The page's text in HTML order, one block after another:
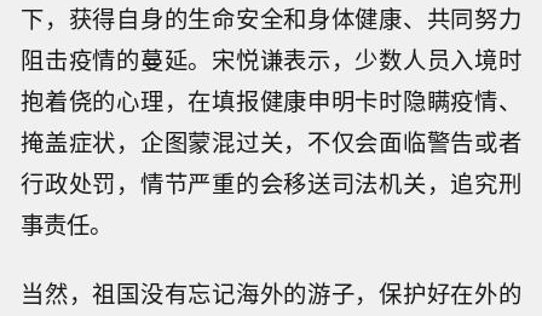
下，获得自身的生命安全和身体健康、共同努力
阻击疫情的蔓延。宋悦谦表示，少数人员入境时
抱着侥的心理，在填报健康申明卡时隐瞒疫情、
掩盖症状，企图蒙混过关，不仅会面临警告或者
行政处罚，情节严重的会移送司法机关，追究刑
事责任。
当然，祖国没有忘记海外的游子，保护好在外的